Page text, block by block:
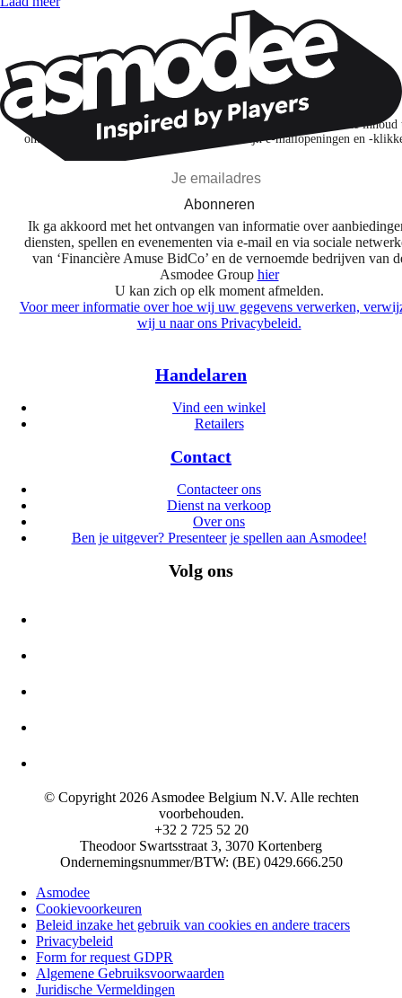
Wil je nog meer spelnieuws ontvangen?
Ik abonneer me om spellen, nieuwe releases en gepersonaliseerde inhoud
ontdekken op basis van mijn interesses en mijn e-mailopeningen en -
Abonneren
Ik ga akkoord met het ontvangen van informatie over
diensten, spellen en evenementen via e-mail en via sociale
van ‘Financière Amuse BidCo’ en de vernoemde bedrijven van
Asmodee Group hier
U kan zich op elk moment afmelden.
Voor meer informatie over hoe wij uw gegevens verwerken,
wij u naar ons Privacybeleid.
Handelaren
Vind een winkel
Retailers
Contact
Contacteer ons
Dienst na verkoop
Over ons
Ben je uitgever? Presenteer je spellen aan Asmodee!
Volg ons
© Copyright 2026 Asmodee Belgium N.V. Alle rechten
voorbehouden.
+32 2 725 52 20
Theodoor Swartsstraat 3, 3070 Kortenberg
Ondernemingsnummer/BTW: (BE) 0429.666.250
Asmodee
Cookievoorkeuren
Beleid inzake het gebruik van cookies en andere tracers
Privacybeleid
Form for request GDPR
Algemene Gebruiksvoorwaarden
Juridische Vermeldingen